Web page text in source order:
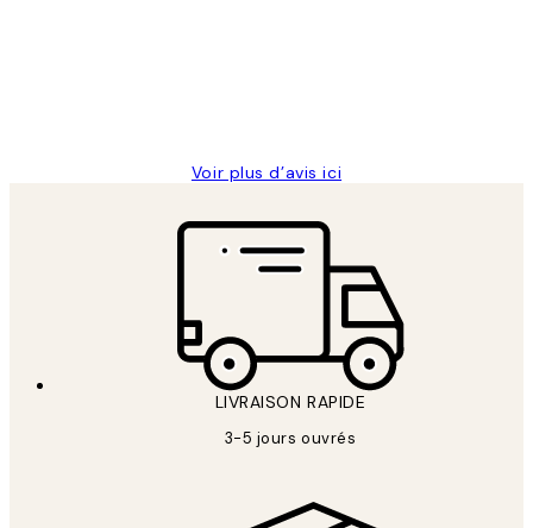
Voir plus d’avis ici
LIVRAISON RAPIDE
3-5 jours ouvrés